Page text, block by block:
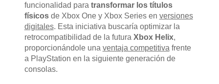
funcionalidad para transformar los títulos
físicosde Xbox One y Xbox Series en versiones
digitales. Esta iniciativa buscaría optimizar la
retrocompatibilidad de la futura Xbox Helix,
proporcionándole una ventaja competitiva frente
a PlayStation en la siguiente generación de
consolas.